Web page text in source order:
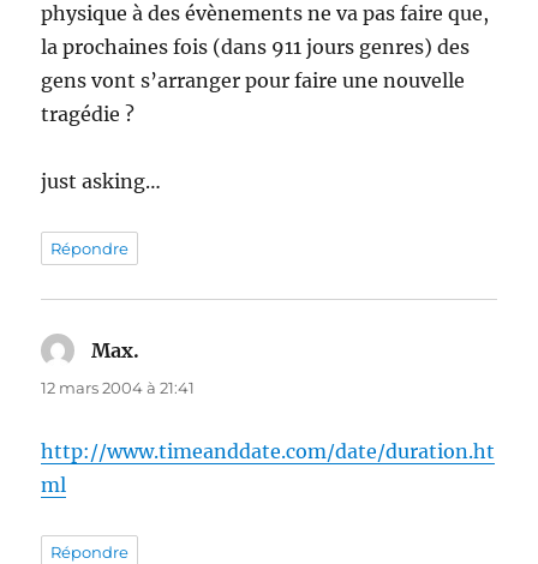
physique à des évènements ne va pas faire que,
la prochaines fois (dans 911 jours genres) des
gens vont s’arranger pour faire une nouvelle
tragédie ?
just asking…
Répondre
Max.
12 mars 2004 à 21:41
http://www.timeanddate.com/date/duration.ht
ml
Répondre